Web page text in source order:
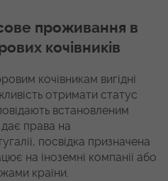
проживання в
кочівників
кочівникам вигідні
отримати статус
встановленим
права на
посвідка призначена
на іноземні компанії або
країни.